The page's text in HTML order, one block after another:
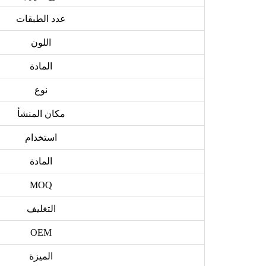
عدد الطبقات
اللون
المادة
نوع
مكان المنشأ
استخدام
المادة
MOQ
التغليف
OEM
الميزة